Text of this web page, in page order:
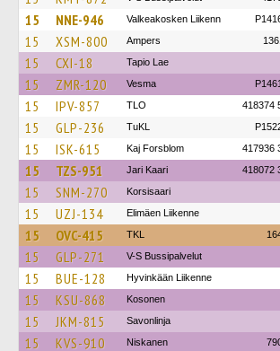
15 NNE-946 Valkeakosken Liikenn
15 XSM-800 Ampers
15 CXI-18 Tapio Lae
15 ZMR-120 Vesma
15 IPV-857 TLO 418374
15 GLP-236 TuKL
15 ISK-615 Kaj Forsblom 417936
15 TZS-951 Jari Kaari 418072
15 SNM-270 Korsisaari
15 UZJ-134 Elimäen Liikenne
15 OVC-415 TKL
15 GLP-271 V-S Bussipalvelut
15 BUE-128 Hyvinkään Liikenne
15 KSU-868 Kosonen
15 JKM-815 Savonlinja
15 KVS-910 Niskanen